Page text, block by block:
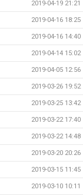
2019-04-19 21:21
2019-04-16 18:25
2019-04-16 14:40
2019-04-14 15:02
2019-04-05 12:56
2019-03-26 19:52
2019-03-25 13:42
2019-03-22 17:40
2019-03-22 14:48
2019-03-20 20:26
2019-03-15 11:45
2019-03-10 10:11